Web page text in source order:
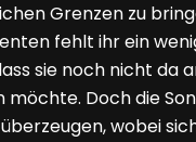
Grenzen zu
fehlt ihr ein
sie noch nicht da
möchte. Doch die
wobei